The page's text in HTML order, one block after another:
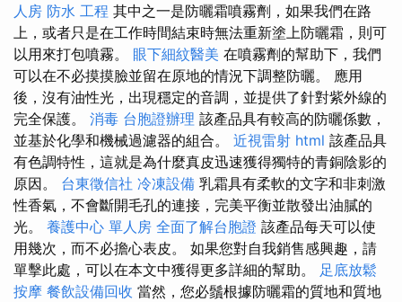
人房 防水 工程 其中之一是防曬霜噴霧劑，如果我們在路
上，或者只是在工作時間結束時無法重新塗上防曬霜，則可
以用來打包噴霧。 眼下細紋醫美 在噴霧劑的幫助下，我們
可以在不必摸摸臉並留在原地的情況下調整防曬。 應用
後，沒有油性光，出現穩定的音調，並提供了針對紫外線的
完全保護。 消毒 台胞證辦理 該產品具有較高的防曬係數，
並基於化學和機械過濾器的組合。 近視雷射 html 該產品具
有色調特性，這就是為什麼真皮迅速獲得獨特的青銅陰影的
原因。 台東徵信社 冷凍設備 乳霜具有柔軟的文字和非刺激
性香氣，不會斷開毛孔的連接，完美平衡並散發出油膩的
光。 養護中心 單人房 全面了解台胞證 該產品每天可以使
用幾次，而不必擔心表皮。 如果您對自我銷售感興趣，請
單擊此處，可以在本文中獲得更多詳細的幫助。 足底放鬆
按摩 餐飲設備回收 當然，您必鬚根據防曬霜的質地和質地